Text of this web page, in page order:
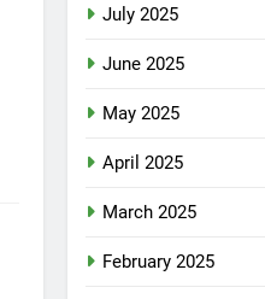
July 2025
June 2025
May 2025
April 2025
March 2025
February 2025